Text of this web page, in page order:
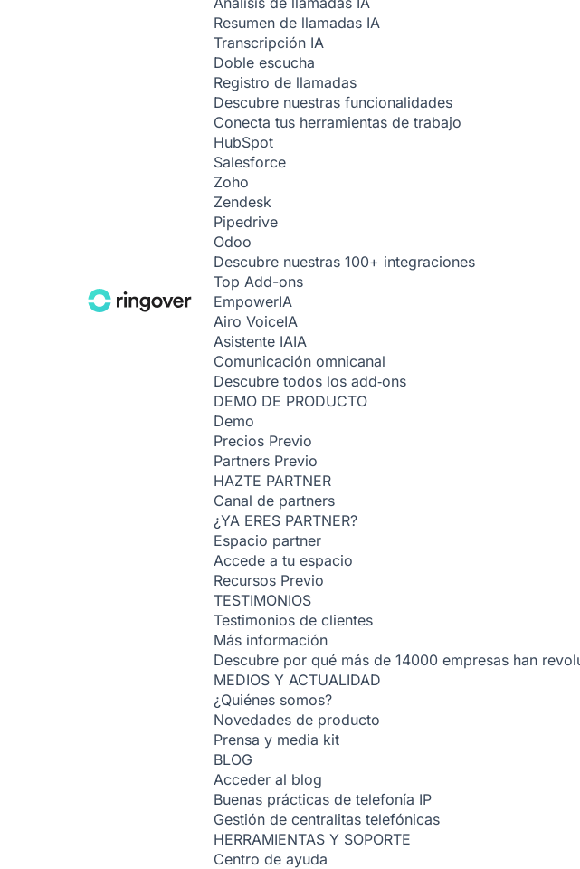
Resumen de llamadas IA
Transcripción IA
Doble escucha
Registro de llamadas
Descubre nuestras funcionalidades
Conecta tus herramientas de trabajo
HubSpot
Salesforce
Zoho
Zendesk
Pipedrive
Odoo
Descubre nuestras 100+ integraciones
Top Add-ons
EmpowerIA
Airo VoiceIA
Asistente IAIA
Comunicación omnicanal
Descubre todos los add‑ons
DEMO DE PRODUCTO
Demo
Precios Previo
Partners Previo
HAZTE PARTNER
Canal de partners
¿YA ERES PARTNER?
Espacio partner
Accede a tu espacio
Recursos Previo
TESTIMONIOS
Testimonios de clientes
Más información
Descubre por qué más de 14000 empresas han
MEDIOS Y ACTUALIDAD
¿Quiénes somos?
Novedades de producto
Prensa y media kit
BLOG
Acceder al blog
Buenas prácticas de telefonía IP
Gestión de centralitas telefónicas
HERRAMIENTAS Y SOPORTE
Centro de ayuda